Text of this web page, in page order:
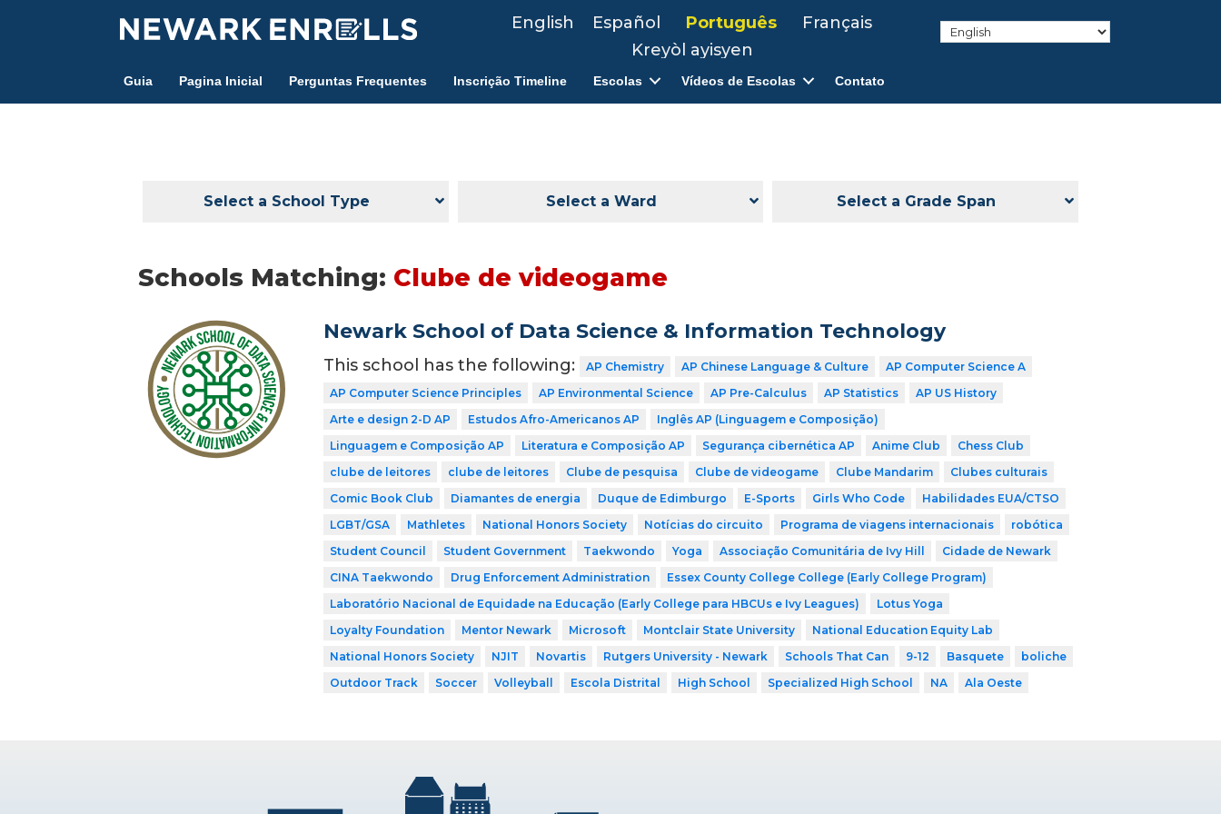
English Español Português
Français
Kreyòl ayisyen
Guia Pagina Inicial Perguntas Frequentes Inscrição Timeline Escolas Vídeos de Escolas Contato
Select a School Type Select a Ward Select a Grade Span
Schools Matching: Clube de videogame
Newark School of Data Science & Information Technology
This school has the following: AP Chemistry AP Chinese Language & Culture
AP Computer Science A
AP Computer Science Principles
AP Environmental Science AP Pre-Calculus AP Statistics
AP US History
Arte e design 2-D AP
Estudos Afro-Americanos AP
Inglês AP (Linguagem e Composição)
Linguagem e Composição AP
Literatura e Composição AP Segurança cibernética AP Anime Club
Chess Club
clube de leitores
clube de leitores Clube de pesquisa Clube de videogame Clube Mandarim
Clubes culturais
Comic Book Club
Diamantes de energia Duque de Edimburgo E-Sports Girls Who Code
Habilidades EUA/CTSO
LGBT/GSA
Mathletes National Honors Society Notícias do circuito Programa de viagens internacionais
robótica
Student Council
Student Government Taekwondo Yoga Associação Comunitária de Ivy Hill
Cidade de Newark
CINA Taekwondo
Drug Enforcement Administration
Essex County College College (Early College Program)
Laboratório Nacional de Equidade na Educação (Early College para HBCUs e Ivy Leagues)
Lotus Yoga
Loyalty Foundation
Mentor Newark Microsoft Montclair State University
National Education Equity Lab
National Honors Society
NJIT Novartis Rutgers University - Newark Schools That Can 9-12 Basquete
boliche
Outdoor Track
Soccer Volleyball Escola Distrital High School Specialized High School NA Ala Oeste